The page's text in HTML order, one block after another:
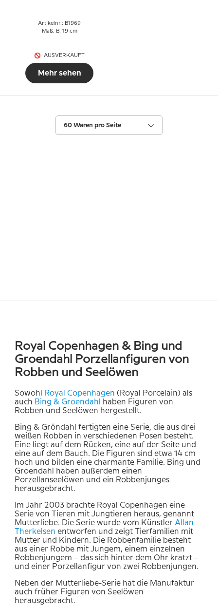
Artikelnr.: B1969
Maß: B: 19 cm
AUSVERKAUFT
Mehr sehen
60 Waren pro Seite
Royal Copenhagen & Bing und
Groendahl Porzellanfiguren von
Robben und Seelöwen
Sowohl Royal Copenhagen (Royal Porcelain) als
auch Bing & Groendahl
haben Figuren von
Robben und Seelöwen hergestellt.
Bing & Gröndahl fertigten eine Serie, die aus drei
weißen Robben in verschiedenen Posen besteht.
Eine liegt auf dem Rücken, eine auf der Seite und
eine auf dem Bauch. Die Figuren sind etwa 14 cm
hoch und bilden eine charmante Familie. Bing und
Groendahl haben außerdem einen
Porzellanseelöwen und ein Robbenjunges
herausgebracht.
Im Jahr 2003 brachte Royal Copenhagen eine
Serie von Tieren mit Jungtieren heraus, genannt
Mutterliebe. Die Serie wurde vom Künstler Allan
Therkelsen entworfen und zeigt Tierfamilien mit
Mutter und Kindern. Die Robbenfamilie besteht
aus einer Robbe mit Jungem, einem einzelnen
Robbenjungem – das sich hinter dem Ohr kratzt –
und einer Porzellanfigur von zwei Robbenjungen.
Neben der Mutterliebe-Serie hat die Manufaktur
auch früher Figuren von Seelöwen
herausgebracht.